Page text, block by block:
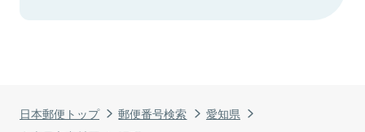
日本郵便トップ 郵便番号検索
愛知県